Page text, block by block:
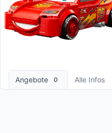
Angebote 0 Alle Infos